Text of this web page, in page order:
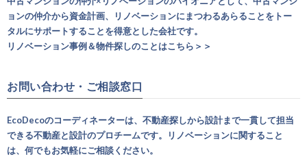
ョンの仲介から資金計画、リノベーションにまつわるあらることをトー
タルにサポートすることを得意とした会社です。
リノベーション事例＆物件探しのことはこちら＞＞
お問い合わせ・ご相談窓口
EcoDecoのコーディネーターは、不動産探しから設計まで一貫して担当
できる不動産と設計のプロチームです。リノベーションに関すること
は、何でもお気軽にご相談ください。